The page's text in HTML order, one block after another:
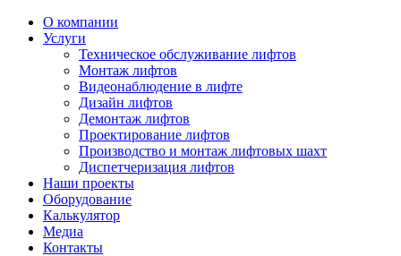
О компании
Услуги
Техническое обслуживание лифтов
Монтаж лифтов
Видеонаблюдение в лифте
Дизайн лифтов
Демонтаж лифтов
Проектирование лифтов
Производство и монтаж лифтовых шахт
Диспетчеризация лифтов
Наши проекты
Оборудование
Калькулятор
Медиа
Контакты